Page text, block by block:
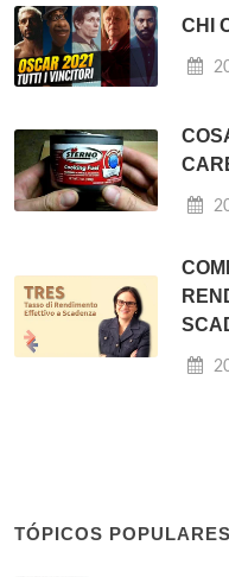
CHI
TÓPICOS POPULARES